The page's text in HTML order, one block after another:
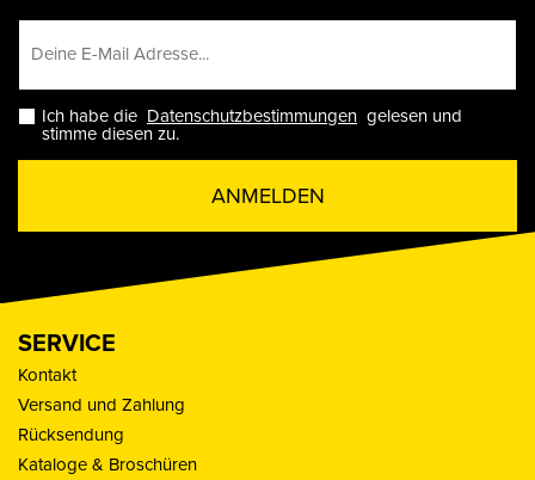
Ich habe die Datenschutzbestimmungen gelesen und
stimme diesen zu.
ANMELDEN
SERVICE
Kontakt
Versand und Zahlung
Rücksendung
Kataloge & Broschüren